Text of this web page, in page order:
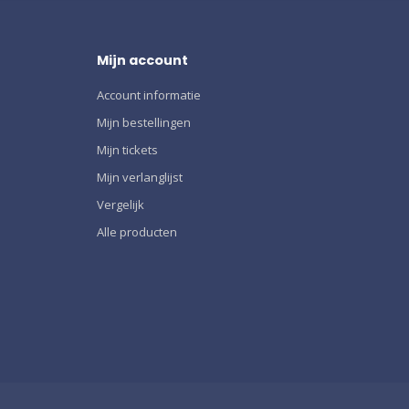
Mijn account
Account informatie
Mijn bestellingen
Mijn tickets
Mijn verlanglijst
Vergelijk
Alle producten